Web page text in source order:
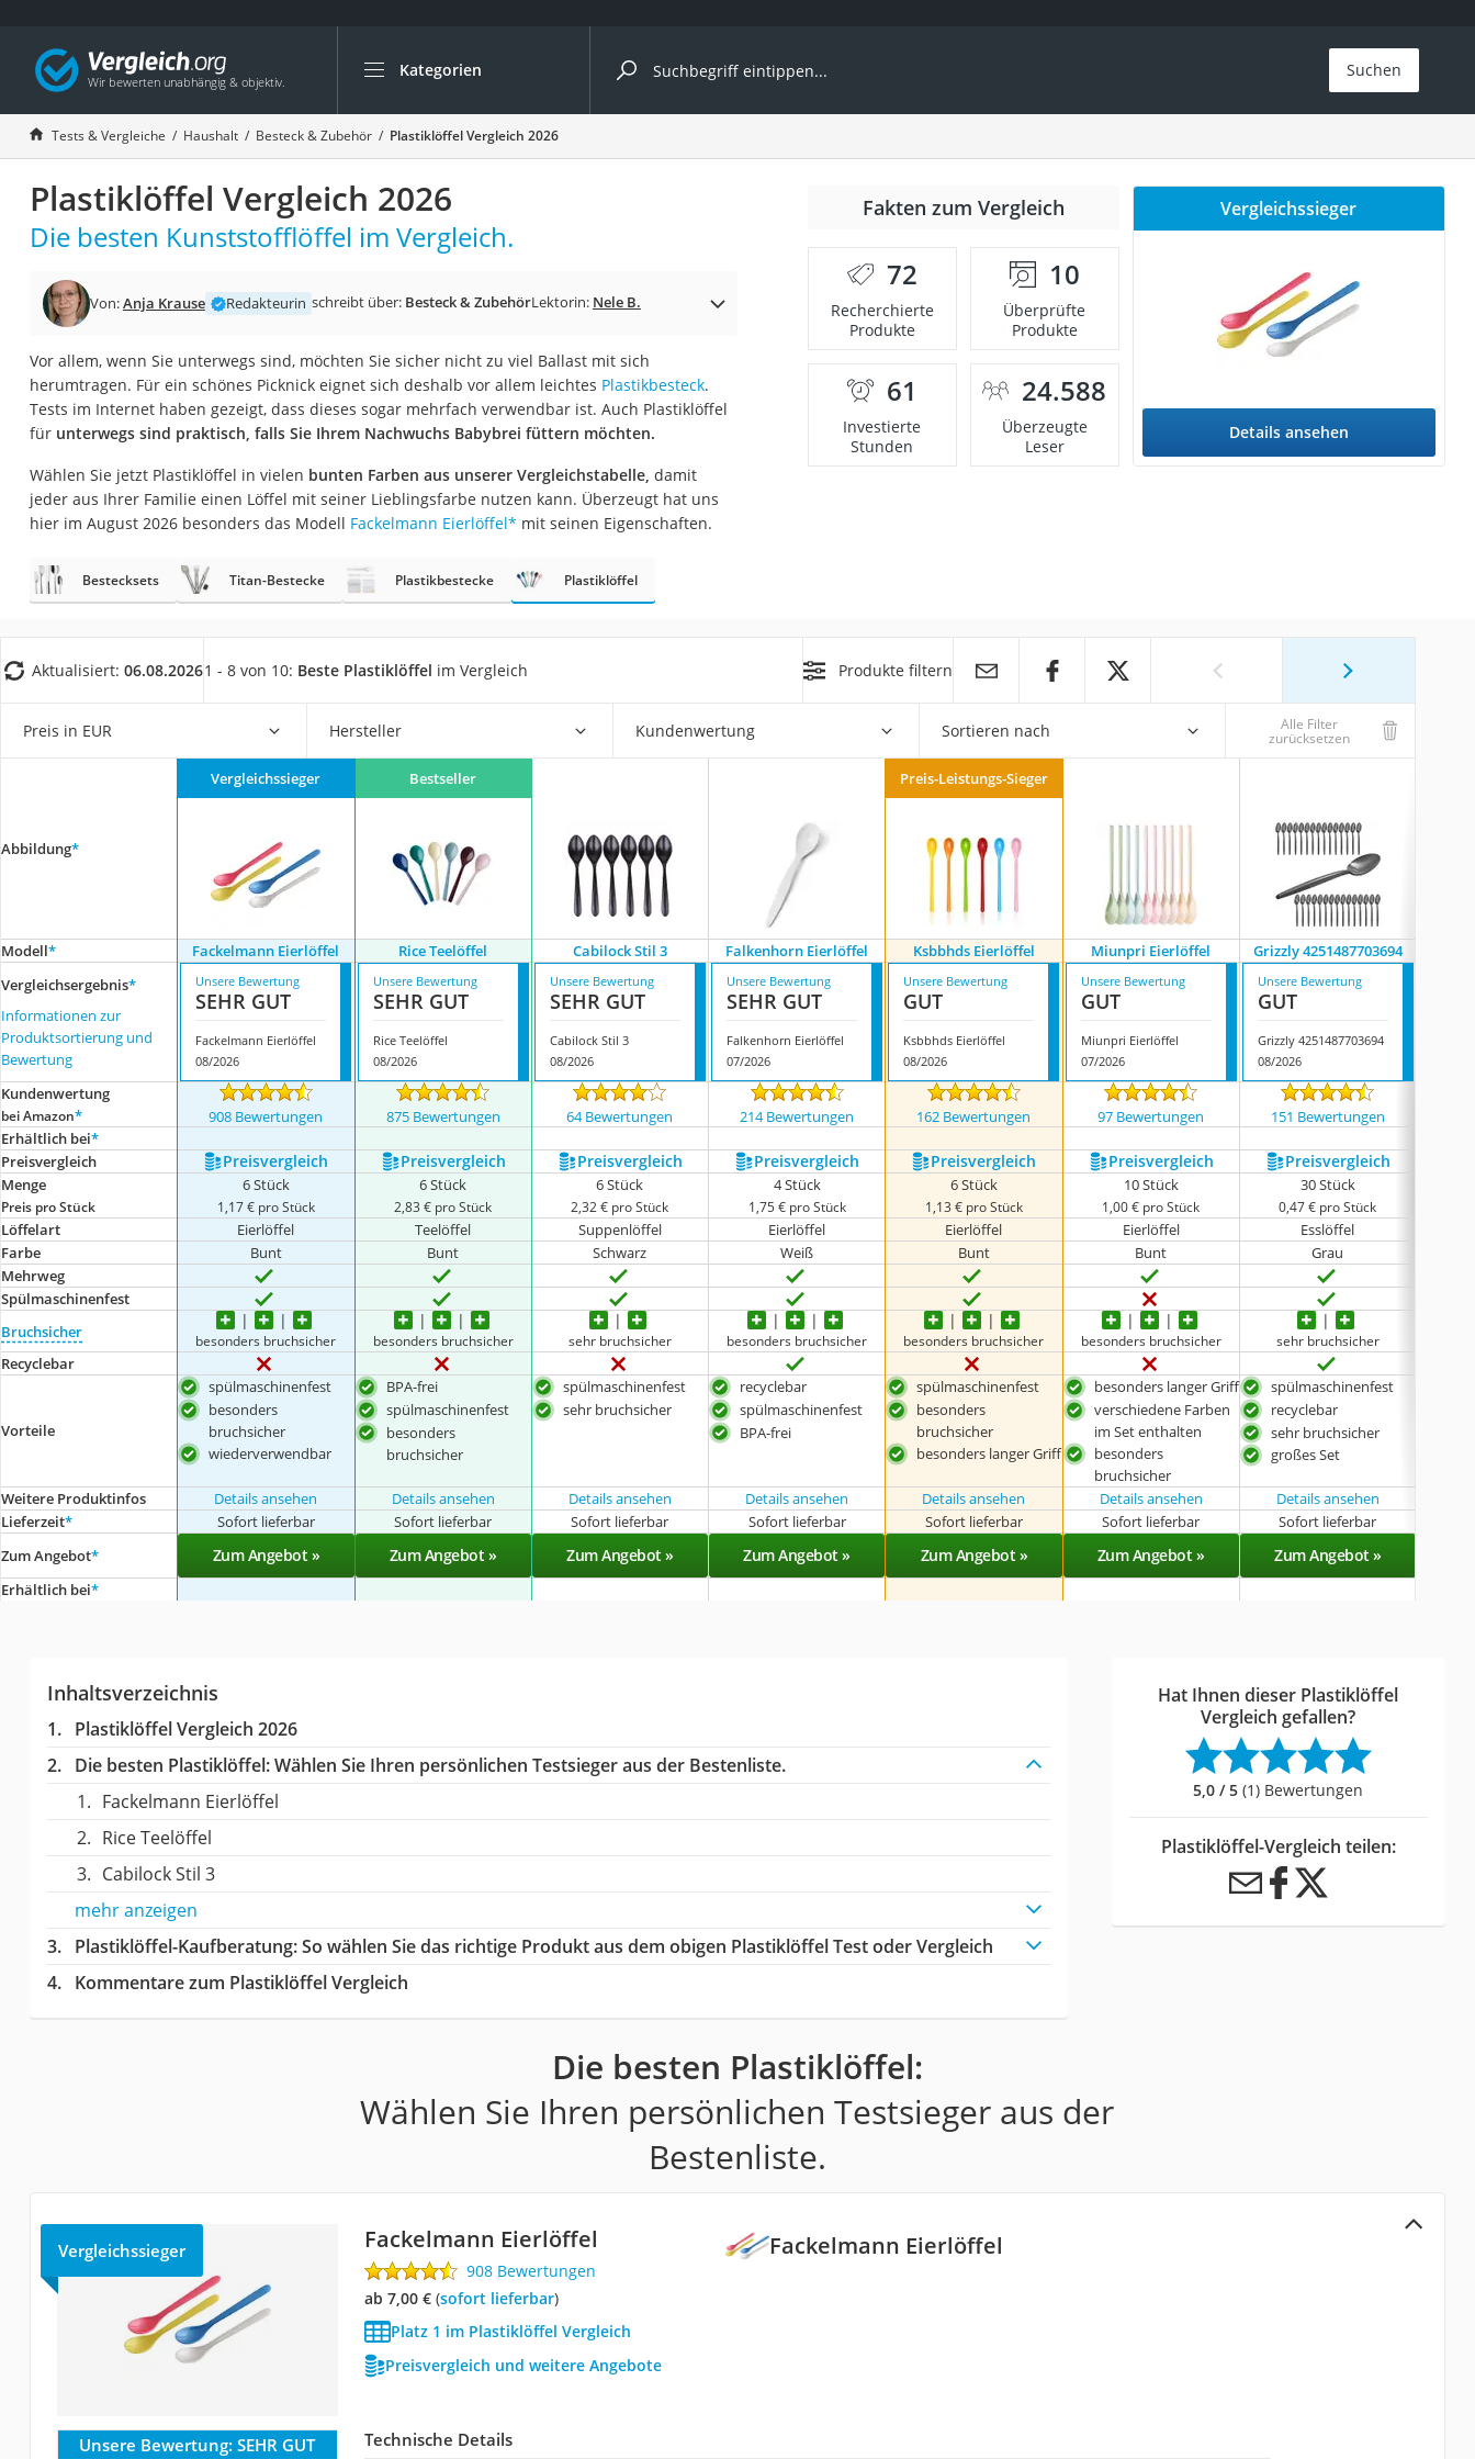
Kategorien
Die beliebtesten Vergleiche nach Kategorie
Haushalt
Wassersprudler
Zentralstaubsauger
Brotbackautomat
Wischroboter
Wäschespinne
Spülmaschinentabs
Akku-Staubsauger
Eierkocher
AEG-Waschmaschine
Saug-Wisch-Roboter
Milchaufschäumer
Heißwasserspender
Tierhaarstaubsauger
Ecovacs-Saugroboter
Nespresso-Maschine
Service
Suchen
Tests & Vergleiche Haushalt Besteck & Zubehör Plastiklöffel Vergleich 2026
Plastiklöffel Vergleich 2026
Die besten Kunststofflöffel im Vergleich.
Von:Anja Krause Redakteurin schreibt über: Besteck & ZubehörLektorin: Nele B.
Vor allem, wenn Sie unterwegs sind, möchten Sie sicher nicht zu viel Ballast mit sich
herumtragen. Für ein schönes Picknick eignet sich deshalb vor allem leichtes Plastikbesteck.
Tests im Internet haben gezeigt, dass dieses sogar mehrfach verwendbar ist. Auch Plastiklöffel
für unterwegs sind praktisch, falls Sie Ihrem Nachwuchs Babybrei füttern möchten.
Wählen Sie jetzt Plastiklöffel in vielen bunten Farben aus unserer Vergleichstabelle, damit
jeder aus Ihrer Familie einen Löffel mit seiner Lieblingsfarbe nutzen kann. Überzeugt hat uns
hier im August 2026 besonders das Modell Fackelmann Eierlöffel* mit seinen Eigenschaften.
Fakten zum Vergleich
72
Recherchierte
Produkte
10
Überprüfte
Produkte
61
Investierte
Stunden
24.588
Überzeugte
Leser
Vergleichssieger
Details ansehen
Bestecksets Titan-Bestecke Plastikbestecke Plastiklöffel
Aktualisiert: 06.08.20261 - 8 von 10: Beste Plastiklöffel im Vergleich Produkte filtern
Preis in EUR Hersteller Kundenwertung Sortieren nach Alle Filter
zurücksetzen
Abbildung*
Vergleichssieger Bestseller Preis-Leistungs-Sieger
Modell* Fackelmann Eierlöffel Rice Teelöffel Cabilock Stil 3 Falkenhorn Eierlöffel Ksbbhds Eierlöffel Miunpri Eierlöffel Grizzly 4251487703694
Vergleichsergebnis*
Informationen zur
Produktsortierung und
Bewertung
Unsere Bewertung
SEHR GUT
Fackelmann Eierlöffel
08/2026
Unsere Bewertung
SEHR GUT
Rice Teelöffel
08/2026
Unsere Bewertung
SEHR GUT
Cabilock Stil 3
08/2026
Unsere Bewertung
SEHR GUT
Falkenhorn Eierlöffel
07/2026
Unsere Bewertung
GUT
Ksbbhds Eierlöffel
08/2026
Unsere Bewertung
GUT
Miunpri Eierlöffel
07/2026
Unsere Bewertung
GUT
Grizzly 4251487703694
08/2026
Kundenwertung
bei Amazon* 908 Bewertungen 875 Bewertungen 64 Bewertungen 214 Bewertungen 162 Bewertungen 97 Bewertungen 151 Bewertungen
Erhältlich bei*
Preis­vergleich
Preis­vergleich Preis­vergleich Preis­vergleich Preis­vergleich Preis­vergleich Preis­vergleich Preis­vergleich
Menge
Preis pro Stück
6 Stück
1,17 € pro Stück
6 Stück
2,83 € pro Stück
6 Stück
2,32 € pro Stück
4 Stück
1,75 € pro Stück
6 Stück
1,13 € pro Stück
10 Stück
1,00 € pro Stück
30 Stück
0,47 € pro Stück
Löffelart Eierlöffel Teelöffel Suppenlöffel Eierlöffel Eierlöffel Eierlöffel
Esslöffel
Farbe
Bunt Bunt Schwarz Weiß Bunt Bunt
Grau
Mehrweg
Spülmaschinenfest
Bruchsicher
besonders bruchsicher besonders bruchsicher sehr bruchsicher besonders bruchsicher besonders bruchsicher besonders bruchsicher sehr bruchsicher
Recyclebar
Vorteile
spülmaschinenfest
besonders
bruchsicher
wiederverwendbar
BPA-frei
spülmaschinenfest
besonders
bruchsicher
spülmaschinenfest
sehr bruchsicher
recyclebar
spülmaschinenfest
BPA-frei
spülmaschinenfest
besonders
bruchsicher
besonders langer Griff
besonders langer Griff
verschiedene Farben
im Set enthalten
besonders
bruchsicher
spülmaschinenfest
recyclebar
sehr bruchsicher
großes Set
Weitere Produktinfos Details ansehen Details ansehen Details ansehen Details ansehen Details ansehen Details ansehen
Details ansehen
Lieferzeit* Sofort lieferbar Sofort lieferbar Sofort lieferbar Sofort lieferbar Sofort lieferbar Sofort lieferbar Sofort lieferbar
Zum Angebot* Zum Angebot » Zum Angebot » Zum Angebot » Zum Angebot » Zum Angebot » Zum Angebot » Zum Angebot »
Erhältlich bei*
Inhaltsverzeichnis
Plastiklöffel Vergleich 2026
Die besten Plastiklöffel:Wählen Sie Ihren persönlichen Testsieger aus der Bestenliste.
Fackelmann Eierlöffel
Rice Teelöffel
Cabilock Stil 3
mehr anzeigen
Plastiklöffel-Kaufberatung: So wählen Sie das richtige Produkt aus dem obigen Plastiklöffel Test oder Vergleich
Kommentare zum Plastiklöffel Vergleich
Hat Ihnen dieser Plastiklöffel
Vergleich gefallen?
5,0 / 5 (1) Bewertungen
Plastiklöffel-Vergleich teilen:
Die besten Plastiklöffel:
Wählen Sie Ihren persönlichen Testsieger aus der
Bestenliste.
Fackelmann Eierlöffel
Vergleichssieger Fackelmann Eierlöffel
908 Bewertungen
ab 7,00 €( Sofort lieferbar)
Platz 1 im Plastiklöffel Vergleich
Preisvergleich und weitere Angebote
Unsere Bewertung: SEHR GUT
Technische Details